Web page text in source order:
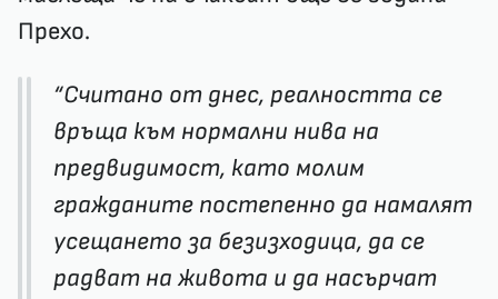
Прехо.
“Считано от днес, реалността се
връща към нормални нива на
предвидимост, като молим
гражданите постепенно да намалят
усещането за безизходица, да се
радват на живота и да насърчат